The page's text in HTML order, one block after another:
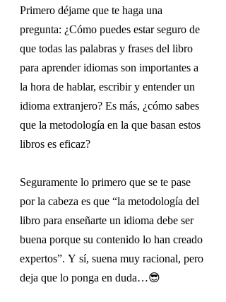
Primero déjame que te haga una
pregunta: ¿Cómo puedes estar seguro de
que todas las palabras y frases del libro
para aprender idiomas son importantes a
la hora de hablar, escribir y entender un
idioma extranjero? Es más, ¿cómo sabes
que la metodología en la que basan estos
libros es eficaz?
Seguramente lo primero que se te pase
por la cabeza es que “la metodología del
libro para enseñarte un idioma debe ser
buena porque su contenido lo han creado
expertos”. Y sí, suena muy racional, pero
deja que lo ponga en duda…😎